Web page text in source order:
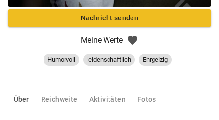
Nachricht senden
Meine Werte
Humorvoll leidenschaftlich Ehrgeizig
Über Reichweite Aktivitäten Fotos